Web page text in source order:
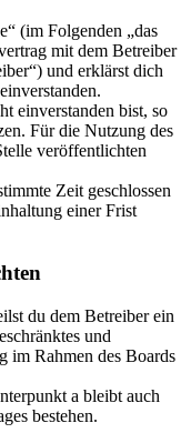
(im Folgenden „das
mit dem Betreiber
und erklärst dich
einverstanden bist, so
Für die Nutzung des
veröffentlichten
Zeit geschlossen
einer Frist
du dem Betreiber ein
und
im Rahmen des Boards
a bleibt auch
bestehen.